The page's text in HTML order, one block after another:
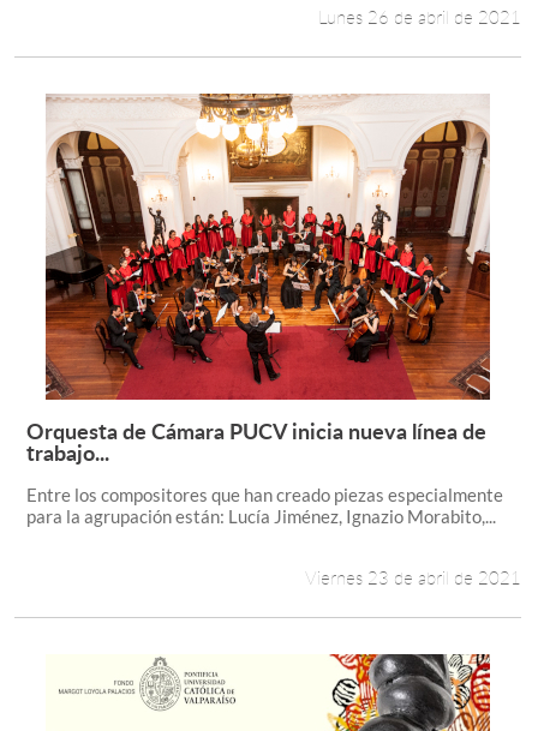
Lunes 26 de abril de 2021
Leer más +
Orquesta de Cámara PUCV inicia nueva línea de
trabajo...
Entre los compositores que han creado piezas especialmente
para la agrupación están: Lucía Jiménez, Ignazio Morabito,...
Viernes 23 de abril de 2021